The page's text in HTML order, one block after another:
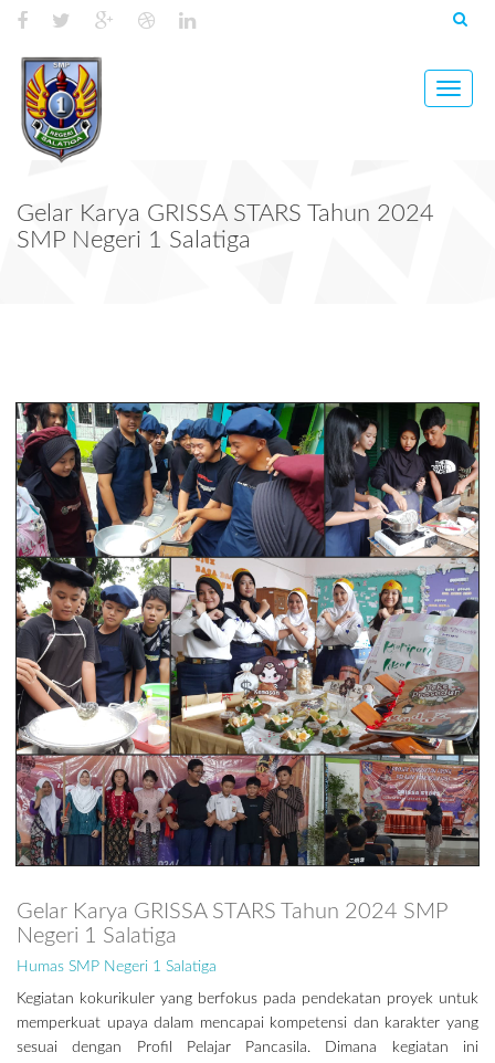
Toggle
Gelar Karya GRISSA STARS Tahun 2024
SMP Negeri 1 Salatiga
Gelar Karya GRISSA STARS Tahun 2024 SMP
Negeri 1 Salatiga
Humas SMP Negeri 1 Salatiga
Kegiatan kokurikuler yang berfokus pada pendekatan proyek untuk
memperkuat upaya dalam mencapai kompetensi dan karakter yang
sesuai dengan Profil Pelajar Pancasila. Dimana kegiatan ini